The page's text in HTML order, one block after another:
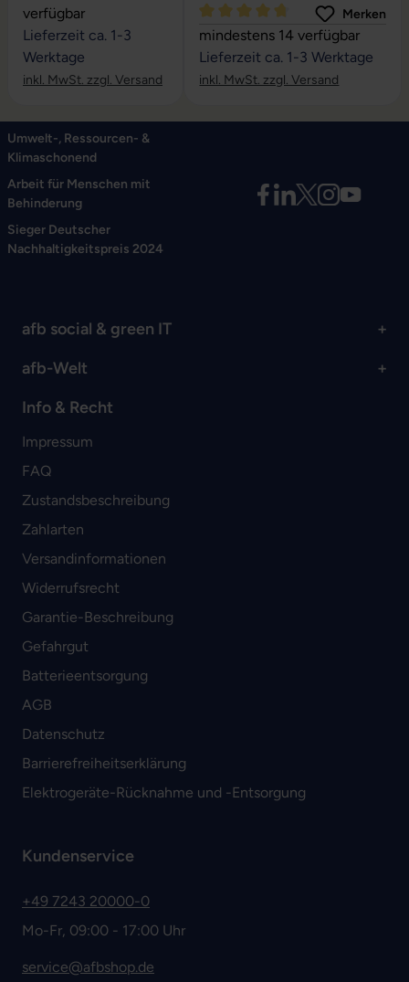
verfügbar
Lieferzeit ca. 1-3
Werktage
inkl. MwSt. zzgl. Versand
Durchschnittliche Bewertung
Merken
mindestens 14 verfügbar
Lieferzeit ca. 1-3 Werktage
inkl. MwSt. zzgl. Versand
Umwelt-, Ressourcen- &
Klimaschonend
Arbeit für Menschen mit
Behinderung
Sieger Deutscher
Nachhaltigkeitspreis 2024
afb social & green IT
afb-Welt
Info & Recht
Impressum
FAQ
Zustandsbeschreibung
Zahlarten
Versandinformationen
Widerrufsrecht
Garantie-Beschreibung
Gefahrgut
Batterieentsorgung
AGB
Datenschutz
Barrierefreiheitserklärung
Elektrogeräte-Rücknahme und -Entsorgung
Kundenservice
+49 7243 20000-0
Mo-Fr, 09:00 - 17:00 Uhr
service@afbshop.de